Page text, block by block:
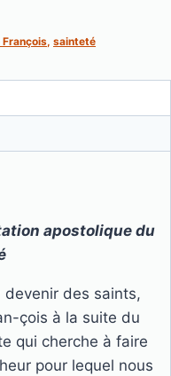
François, sainteté
apostolique du
devenir des saints,
çois à la suite du
qui cherche à faire
pour lequel nous